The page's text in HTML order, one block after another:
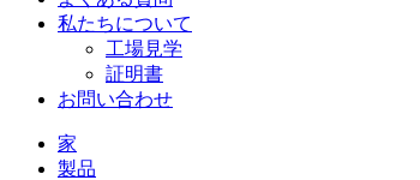
私たちについて
工場見学
証明書
お問い合わせ
家
製品